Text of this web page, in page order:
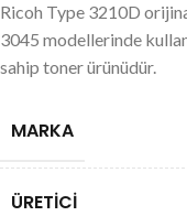
Ricoh Type 3210D
3045 modellerinde
sahip toner ürünüdür.
MARKA
ÜRETICI